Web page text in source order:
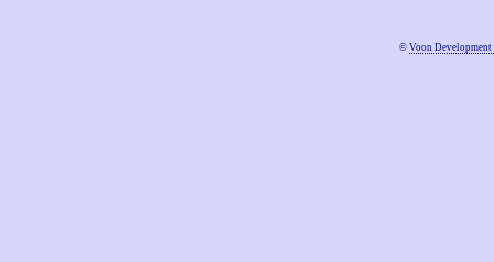
© Voon Development